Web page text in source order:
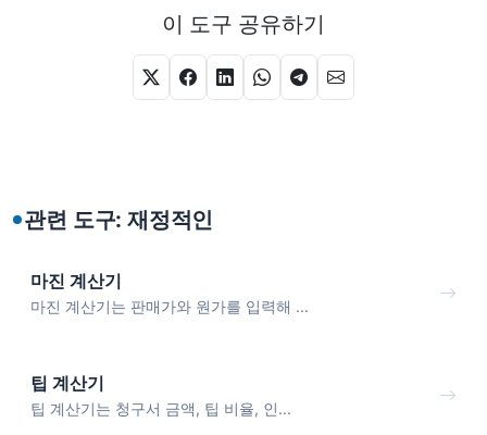
이 도구 공유하기
관련 도구: 재정적인
마진 계산기
마진 계산기는 판매가와 원가를 입력해 ...
팁 계산기
팁 계산기는 청구서 금액, 팁 비율, 인...